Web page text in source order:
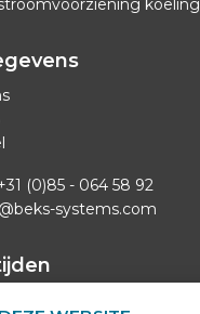
koeling
(0)85 - 064 58 92
systems.com